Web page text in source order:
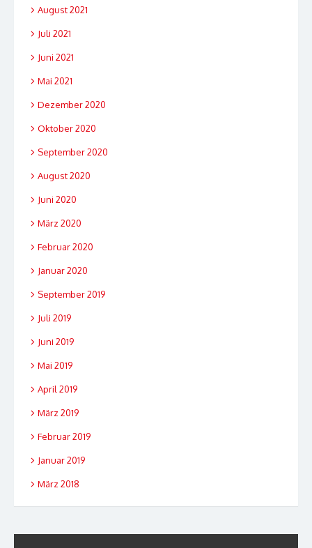
August 2021
Juli 2021
Juni 2021
Mai 2021
Dezember 2020
Oktober 2020
September 2020
August 2020
Juni 2020
März 2020
Februar 2020
Januar 2020
September 2019
Juli 2019
Juni 2019
Mai 2019
April 2019
März 2019
Februar 2019
Januar 2019
März 2018